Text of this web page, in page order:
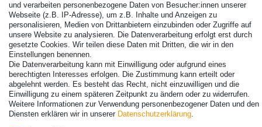
und verarbeiten personenbezogene Daten von Besucher:innen unserer
Webseite (z.B. IP-Adresse), um z.B. Inhalte und Anzeigen zu
personalisieren, Medien von Drittanbietern einzubinden oder Zugriffe auf
unsere Website zu analysieren. Die Datenverarbeitung erfolgt erst durch
gesetzte Cookies. Wir teilen diese Daten mit Dritten, die wir in den
Einstellungen benennen.
Die Datenverarbeitung kann mit Einwilligung oder aufgrund eines
berechtigten Interesses erfolgen. Die Zustimmung kann erteilt oder
abgelehnt werden. Es besteht das Recht, nicht einzuwilligen und die
Einwilligung zu einem späteren Zeitpunkt zu ändern oder zu widerrufen.
Weitere Informationen zur Verwendung personenbezogener Daten und den
Diensten erklären wir in unserer Daten­schutz­erklärung.